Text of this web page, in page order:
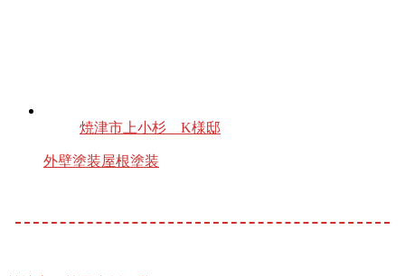
焼津市上小杉 K様邸
外壁塗装屋根塗装